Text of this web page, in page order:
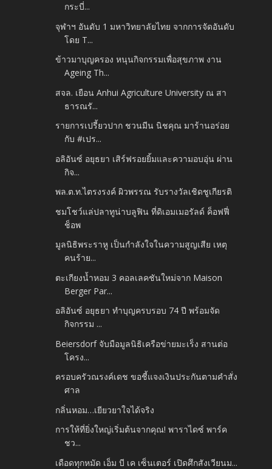
กระบี่...
จุฬาฯ อันดับ 1 มหาวิทยาลัยไทย จากการจัดอันดับ
โดย T...
ข้าวมาบุญครอง หนุนกิจกรรมเพื่อสุขภาพ งาน
Ageing Th...
สจล. เยือน Anhui Agriculture University ณ สา
ธารณรั...
รายการเปรี้ยวปาก ชวนมีน นิชคุณ มาร้านอร่อย
กับ #เปร...
อลิอันซ์ อยุธยา เสิร์ฟรอยยิ้มและความอบอุ่น ผ่าน
กิจ...
พล.ต.ท.ไตรงรงค์ ผิวพรรณ รับรางวัลเชิดชูเกียรติ
ชมโชว์แล่ปลาทูน่าบลูฟิน ที่ดิเอมเมอรัลด์ ค็อฟฟี่
ช็อพ
มูลนิธิพระราหู เป็นกำลังใจในความสูญเสีย เหตุ
คนร้าย...
ตะเกียงน้ำหอม 3 คอลเลคชันใหม่จาก Maison
Berger Par...
อลิอันซ์ อยุธยา ทำบุญครบรอบ 74 ปี พร้อมจัด
กิจกรรม ...
Beiersdorf จับมือมูลนิธิเครือข่ายมะเร็ง สานต่อ
โครง...
ครอบครัวณรงค์เดช ขอชี้แจงเงินประกันตามคำสั่ง
ศาล
กลิ่นหอม…เยียวยาใจได้จริง
การให้ที่ยิ่งใหญ่เริ่มต้นจากคุณ! พาราไดซ์ พาร์ค
ชว...
เดือดทุกหมัด เอ็ม บี เค เซ็นเตอร์ เปิดศึกสังเวียนม...